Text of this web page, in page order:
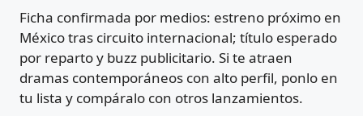
Ficha confirmada por medios: estreno próximo en
México tras circuito internacional; título esperado
por reparto y buzz publicitario. Si te atraen
dramas contemporáneos con alto perfil, ponlo en
tu lista y compáralo con otros lanzamientos.